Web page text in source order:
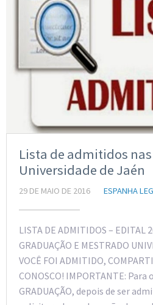
Lista de admitidos
Universidade de Jaén
29 DE MAIO DE 2016 ESPANHA
LISTA DE ADMITIDOS – EDITAL
GRADUAÇÃO E MESTRADO
VOCÊ FOI ADMITIDO,
CONOSCO! IMPORTANTE: Para
GRADUAÇÃO, depois de ser